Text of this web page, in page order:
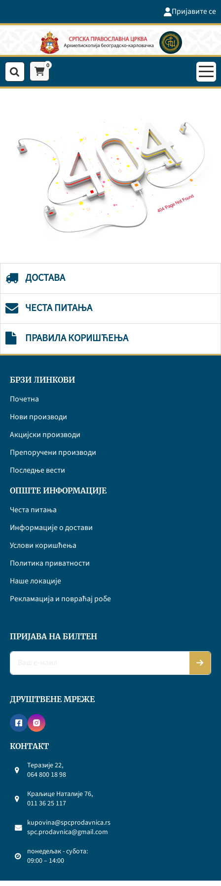
Пријавите се
0
ДОСТАВА
ЧЕСТА ПИТАЊА
ПРАВИЛА КОРИШЋЕЊА
БРЗИ ЛИНКОВИ
Почетна
Нови производи
Акцијски производи
Препоручени производи
Последње вести
ОПШТЕ ИНФОРМАЦИЈЕ
Честа питања
Информације о достави
Услови коришћења
Политика приватности
Наше локације
Рекламација и повраћај робе
ПРИЈАВА НА БИЛТЕН
ДРУШТВЕНЕ МРЕЖЕ
КОНТАКТ
Теразије 22,
064 800 18 98
Краљице Наталије 76,
011 36 25 117
kupovina@spcprodavnica.rs
spc.prodavnica@gmail.com
понедељак - субота:
09:00 – 14:00